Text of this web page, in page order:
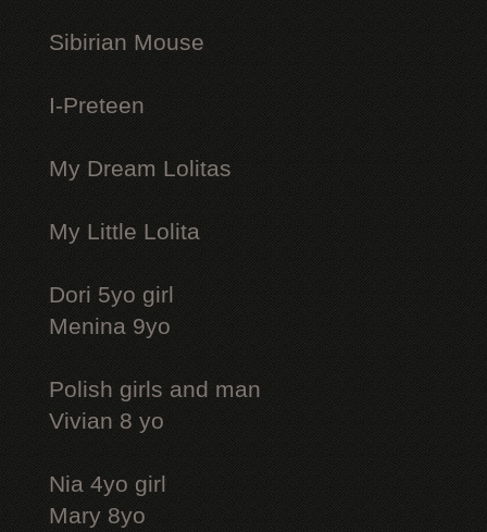
Sibirian Mouse
I-Preteen
My Dream Lolitas
My Little Lolita
Dori 5yo girl
Menina 9yo
Polish girls and man
Vivian 8 yo
Nia 4yo girl
Mary 8yo